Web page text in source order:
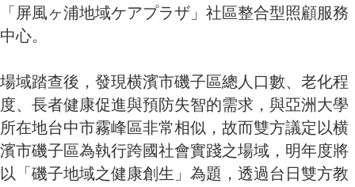
「屏風ヶ浦地域ケアプラザ」社區整合型照顧服務
中心。
場域踏查後，發現横濱市磯子區總人口數、老化程
度、長者健康促進與預防失智的需求，與亞洲大學
所在地台中市霧峰區非常相似，故而雙方議定以横
濱市磯子區為執行跨國社會實踐之場域，明年度將
以「磯子地域之健康創生」為題，透過台日雙方教